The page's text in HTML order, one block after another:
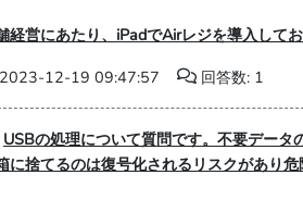
経営にあたり、iPadでAirレジを導入して
2023-12-19 09:47:57
回答数: 1
USBの処理について質問です。不要デー
に捨てるのは復号化されるリスクがあり